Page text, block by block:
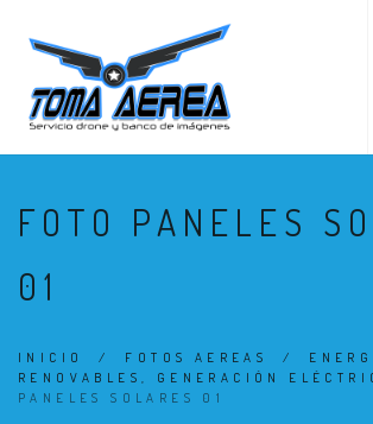
FOTO PANELES
01
INICIO / FOTOS AEREAS /
RENOVABLES, GENERACIÓN
PANELES SOLARES 01